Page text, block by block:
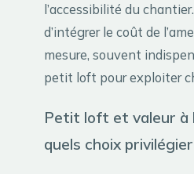
l’accessibilité du
d’intégrer le coût de
mesure, souvent
petit loft pour exploiter
Petit loft et valeur à
quels choix